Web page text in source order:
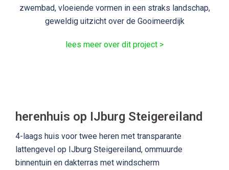
zwembad, vloeiende vormen in een straks landschap,
geweldig uitzicht over de Gooimeerdijk
lees meer over dit project >
herenhuis op IJburg Steigereiland
4-laags huis voor twee heren met transparante
lattengevel op IJburg Steigereiland, ommuurde
binnentuin en dakterras met windscherm